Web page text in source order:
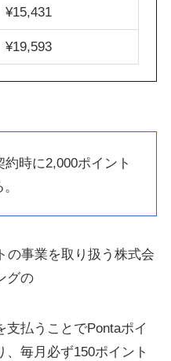
¥15,431
¥19,593
時に2,000ポイント
の事業を取り扱う株式会
グの
払うことでPontaポイ
毎月必ず150ポイント